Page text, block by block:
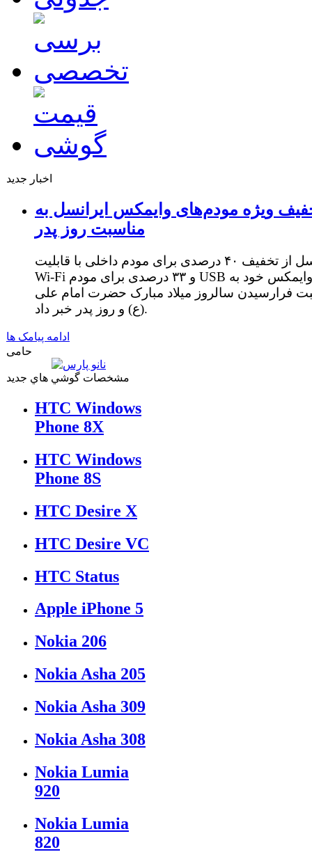
اخبار جدید
ویژه مودم‌های وایمکس ایرانسل به
مناسبت روز پدر
ایرانسل از تخفیف ۴۰ درصدی برای مودم داخلی با قابلیت
Wi-Fi و ۳۳ درصدی برای مودم USB وایمکس خود به
فرارسیدن سالروز میلاد مبارک حضرت امام علی
(ع) و روز پدر خبر داد.
ادامه پیامک ها
حامی
مشخصات گوشي هاي جديد
HTC Windows
Phone 8X
HTC Windows
Phone 8S
HTC Desire X
HTC Desire VC
HTC Status
Apple iPhone 5
Nokia 206
Nokia Asha 205
Nokia Asha 309
Nokia Asha 308
Nokia Lumia
920
Nokia Lumia
820